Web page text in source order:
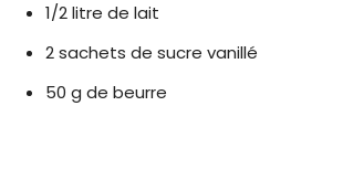
1/2 litre de lait
2 sachets de sucre vanillé
50 g de beurre